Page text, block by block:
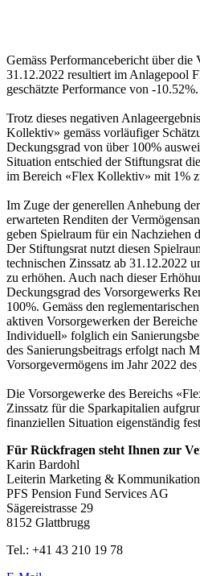
Gemäss Performancebericht über die
31.12.2022 resultiert im Anlagepool
geschätzte Performance von -10.52%.
Trotz dieses negativen
Kollektiv» gemäss vorläufiger
Deckungsgrad von über 100%
Situation entschied der Stiftungsrat
im Bereich «Flex Kollektiv» mit 1%
Im Zuge der generellen Anhebung
erwarteten Renditen der
geben Spielraum für ein Nachziehen
Der Stiftungsrat nutzt diesen
technischen Zinssatz ab 31.12.2022
zu erhöhen. Auch nach dieser
Deckungsgrad des Vorsorgewerks
100%. Gemäss den
aktiven Vorsorgewerken der
Individuell» folglich ein
des Sanierungsbeitrags erfolgt nach
Vorsorgevermögens im Jahr 2022
Die Vorsorgewerke des Bereichs
Zinssatz für die Sparkapitalien
finanziellen Situation eigenständig
Für Rückfragen steht Ihnen zur
Karin Bardohl
Leiterin Marketing & Kommunikation
PFS Pension Fund Services AG
Sägereistrasse 29
8152 Glattbrugg
Tel.: +41 43 210 19 78